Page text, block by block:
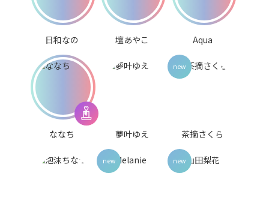
日和なの 壇あやこ Aqua
ななち 夢叶ゆえ 茶摘さくら